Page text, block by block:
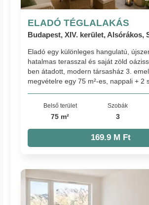
ELADÓ TÉGLALAKÁS
Budapest, XIV. kerület, Alsórákos,
Eladó egy különleges hangulatú,
hatalmas terasszal és saját zöld
ben átadott, modern társasház 3.
megvételre egy 75 m²-es, nappali + 2
Belső terület
75 m²
Szobák
3
169.9 M Ft